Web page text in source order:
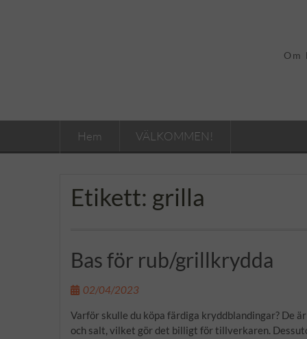
Om
Hem VÄLKOMMEN!
Etikett: grilla
Bas för rub/grillkrydda
02/04/2023
Varför skulle du köpa färdiga kryddblandingar? De
och salt, vilket gör det billigt för tillverkaren.